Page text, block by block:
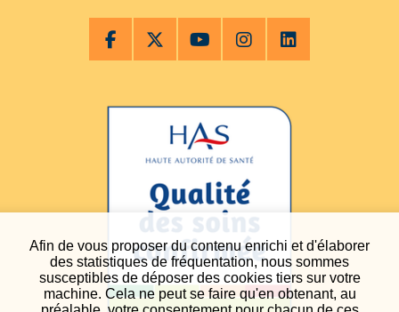
Afin de vous proposer du contenu enrichi et d'élaborer
des statistiques de fréquentation, nous sommes
susceptibles de déposer des cookies tiers sur votre
machine. Cela ne peut se faire qu'en obtenant, au